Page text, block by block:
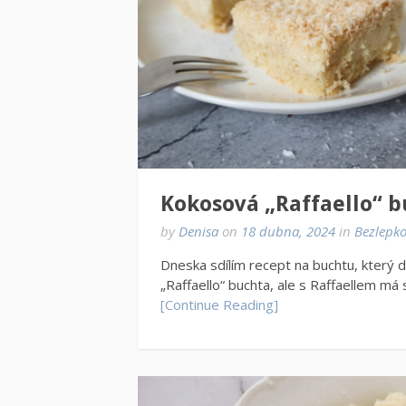
Kokosová „Raffaello“
byDenisa on 18 dubna, 2024 in
Dneska sdílím recept na buchtu, který
„Raffaello“ buchta, ale s Raffaellem
[Continue Reading]